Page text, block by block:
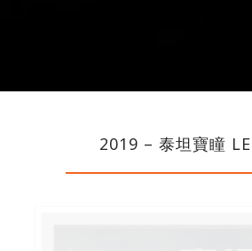
2019 – 泰坦寶瞳